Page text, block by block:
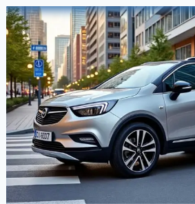
A6
AVANT
2.0
TDI
QUATTRO
2025